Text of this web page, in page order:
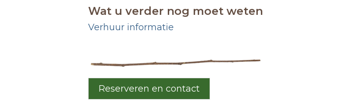
Wat u verder nog moet weten
Verhuur informatie
Reserveren en contact